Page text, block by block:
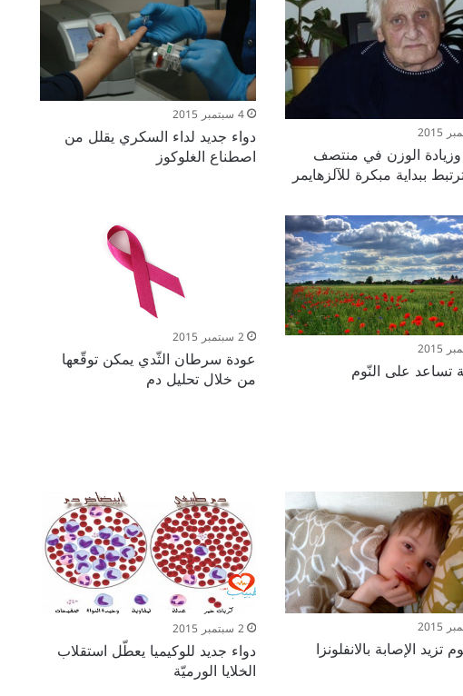
وزيادة الوزن في منتصف
ببداية مبكرة للآلزهايمر
4 سبتمبر 2015
دواء جديد لداء السكري يقلل من
اصطناع الغلوكوز
تساعد على النّوم
2 سبتمبر 2015
عودة سرطان الثّدي يمكن توقّعها
من خلال تحليل دم
تزيد الإصابة بالانفلونزا
2 سبتمبر 2015
دواء جديد للوكيميا يعطّل استقلاب
الخلايا الورميّة